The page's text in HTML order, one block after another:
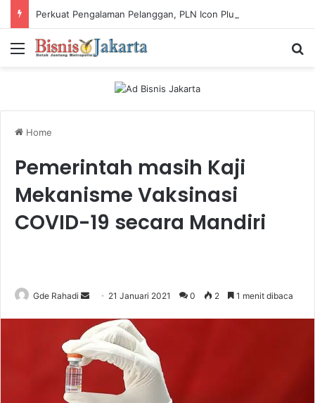
Menu
Home
Pemerintah masih Kaji
Mekanisme Vaksinasi
COVID-19 secara Mandiri
Gde Rahadi
n
a
e
21 Januari 2021 0 2 1 menit dibaca